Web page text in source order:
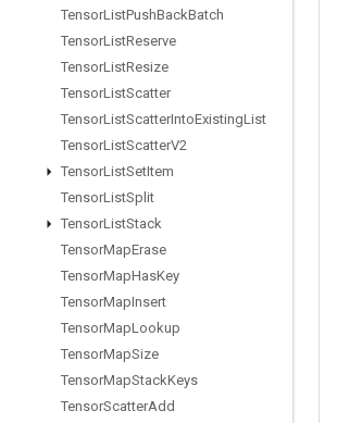
TensorListPushBackBatch
TensorListReserve
TensorListResize
TensorListScatter
TensorListScatterIntoExistingList
TensorListScatterV2
TensorListSetItem
TensorListSplit
TensorListStack
TensorMapErase
TensorMapHasKey
TensorMapInsert
TensorMapLookup
TensorMapSize
TensorMapStackKeys
TensorScatterAdd